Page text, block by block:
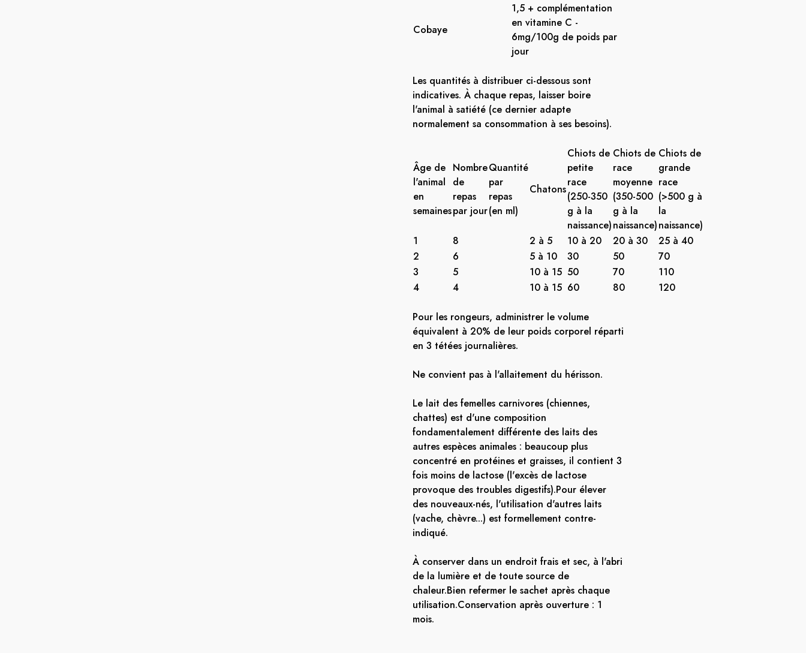
Cobaye
1,5 + complémentation
en vitamine C -
6mg/100g de poids par
jour
Les quantités à distribuer ci-dessous sont
indicatives. À chaque repas, laisser boire
l'animal à satiété (ce dernier adapte
normalement sa consommation à ses besoins).
Âge de
l'animal
en
semaines
Nombre
de
repas
par jour
Quantité
par
repas
(en ml)
Chatons
Chiots de
petite
race
(250-350
g à la
naissance)
Chiots de
race
moyenne
(350-500
g à la
naissance)
Chiots de
grande
race
(>500 g à
la
naissance)
1
8 2 à 5 10 à 20 20 à 30
25 à 40
2
6 5 à 10 30 50
70
3
5 10 à 15 50 70
110
4
4 10 à 15 60 80 120
Pour les rongeurs, administrer le volume
équivalent à 20% de leur poids corporel réparti
en 3 tétées journalières.
Ne convient pas à l'allaitement du hérisson.
Le lait des femelles carnivores (chiennes,
chattes) est d'une composition
fondamentalement différente des laits des
autres espèces animales : beaucoup plus
concentré en protéines et graisses, il contient 3
fois moins de lactose (l'excès de lactose
provoque des troubles digestifs).Pour élever
des nouveaux-nés, l'utilisation d'autres laits
(vache, chèvre...) est formellement contre-
indiqué.
À conserver dans un endroit frais et sec, à l'abri
de la lumière et de toute source de
chaleur.Bien refermer le sachet après chaque
utilisation.Conservation après ouverture : 1
mois.